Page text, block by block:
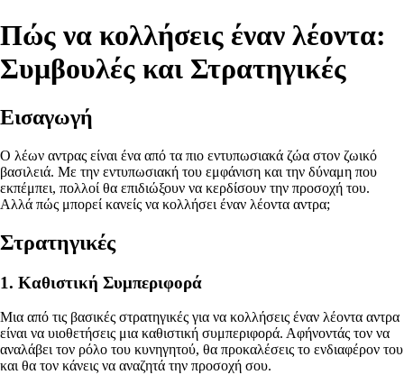
Πώς να κολλήσεις έναν λέοντα:
Συμβουλές και Στρατηγικές
Εισαγωγή
Ο λέων αντρας είναι ένα από τα πιο εντυπωσιακά ζώα στον ζωικό
βασιλειά. Με την εντυπωσιακή του εμφάνιση και την δύναμη που
εκπέμπει, πολλοί θα επιδιώξουν να κερδίσουν την προσοχή του.
Αλλά πώς μπορεί κανείς να κολλήσει έναν λέοντα αντρα;
Στρατηγικές
1. Καθιστική Συμπεριφορά
Μια από τις βασικές στρατηγικές για να κολλήσεις έναν λέοντα αντρα
είναι να υιοθετήσεις μια καθιστική συμπεριφορά. Αφήνοντάς τον να
αναλάβει τον ρόλο του κυνηγητού, θα προκαλέσεις το ενδιαφέρον του
και θα τον κάνεις να αναζητά την προσοχή σου.